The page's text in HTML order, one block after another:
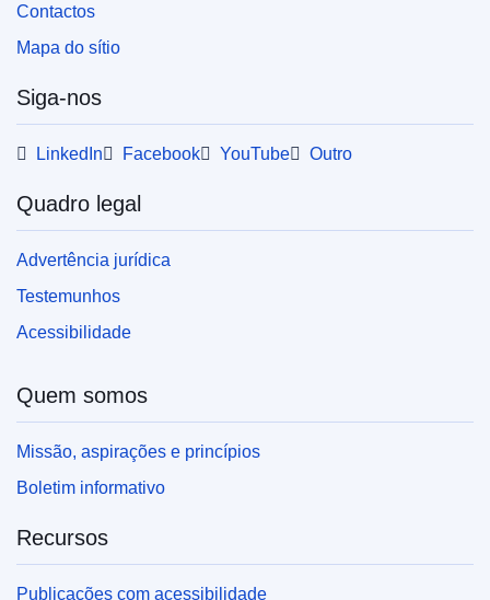
Contactos
Mapa do sítio
Siga-nos
LinkedIn Facebook YouTube Outro
Quadro legal
Advertência jurídica
Testemunhos
Acessibilidade
Quem somos
Missão, aspirações e princípios
Boletim informativo
Recursos
Publicações com acessibilidade